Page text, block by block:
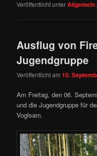
Veröffentlicht unterAllgemein
Ausflug von
Jugendgruppe
Veröffentlicht am10.
Am Freitag, den 06.
und die Jugendgruppe für
Voglsam.